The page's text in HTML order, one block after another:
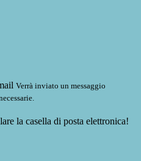
Verrà inviato un messaggio
la casella di posta elettronica!